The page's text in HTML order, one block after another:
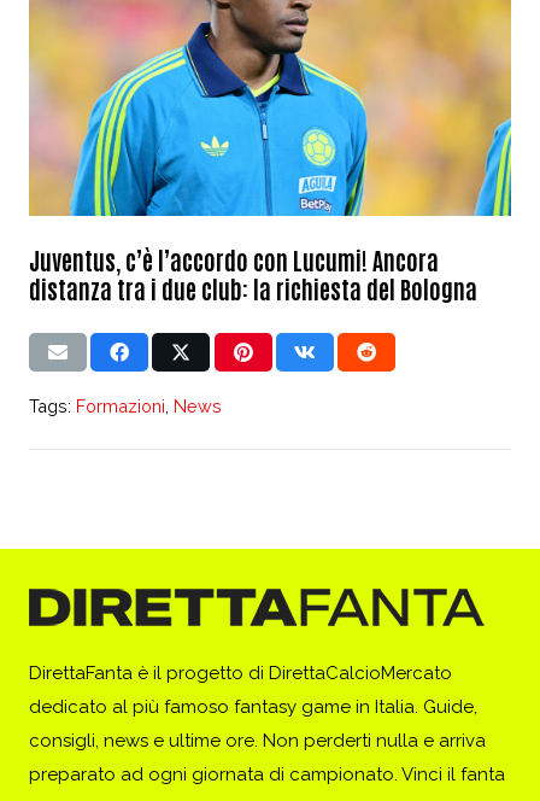
Juventus, c’è l’accordo con Lucumi! Ancora
distanza tra i due club: la richiesta del Bologna
Tags: Formazioni News
DirettaFanta è il progetto di DirettaCalcioMercato
dedicato al più famoso fantasy game in Italia. Guide,
consigli, news e ultime ore. Non perderti nulla e arriva
preparato ad ogni giornata di campionato. Vinci il fanta